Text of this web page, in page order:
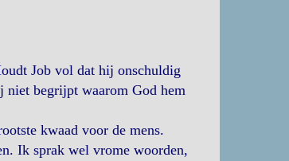
Job vol dat hij onschuldig
niet begrijpt waarom God hem
kwaad voor de mens.
Ik sprak wel vrome woorden,